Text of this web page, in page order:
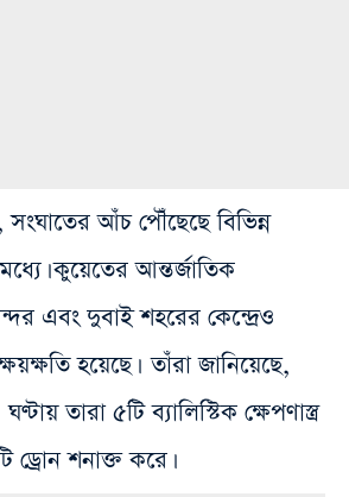
সংঘাতের আঁচ পৌঁছেছে বিভিন্ন
কুয়েতের আন্তর্জাতিক
এবং দুবাই শহরের কেন্দ্রেও
হয়েছে। তাঁরা জানিয়েছে,
তারা ৫টি ব্যালিস্টিক ক্ষেপণাস্ত্র
ড্রোন শনাক্ত করে।